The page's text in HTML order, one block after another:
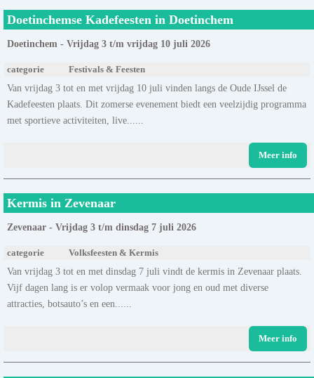
Doetinchemse Kadefeesten in Doetinchem
Doetinchem - Vrijdag 3 t/m vrijdag 10 juli 2026
categorie Festivals & Feesten
Van vrijdag 3 tot en met vrijdag 10 juli vinden langs de Oude IJssel de
Kadefeesten plaats. Dit zomerse evenement biedt een veelzijdig programma
met sportieve activiteiten, live......
Meer info
Kermis in Zevenaar
Zevenaar - Vrijdag 3 t/m dinsdag 7 juli 2026
categorie Volksfeesten & Kermis
Van vrijdag 3 tot en met dinsdag 7 juli vindt de kermis in Zevenaar plaats.
Vijf dagen lang is er volop vermaak voor jong en oud met diverse
attracties, botsauto’s en een......
Meer info